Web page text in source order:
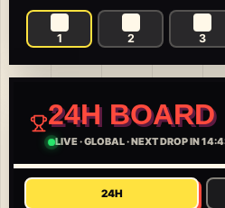
1 2 3
24H BOARD
LIVE·GLOBAL·NEXT DROP IN
24H